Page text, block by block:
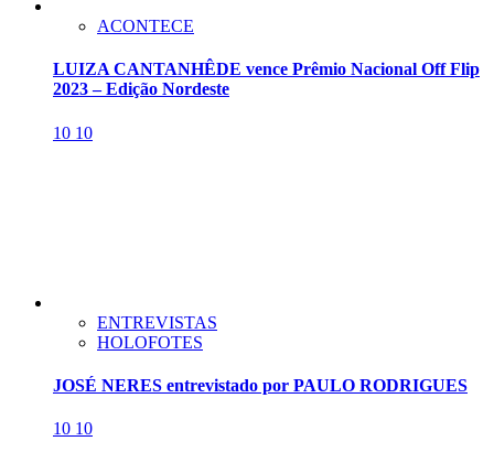
ACONTECE
LUIZA CANTANHÊDE vence Prêmio Nacional Off Flip
2023 – Edição Nordeste
10 10
ENTREVISTAS
HOLOFOTES
JOSÉ NERES entrevistado por PAULO RODRIGUES
10 10